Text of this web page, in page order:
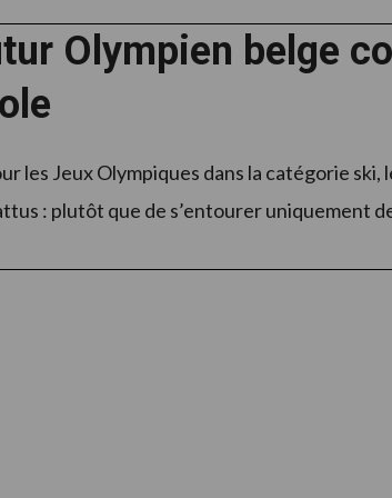
Olympien belge
les Jeux Olympiques dans la catégorie
: plutôt que de s’entourer uniquement